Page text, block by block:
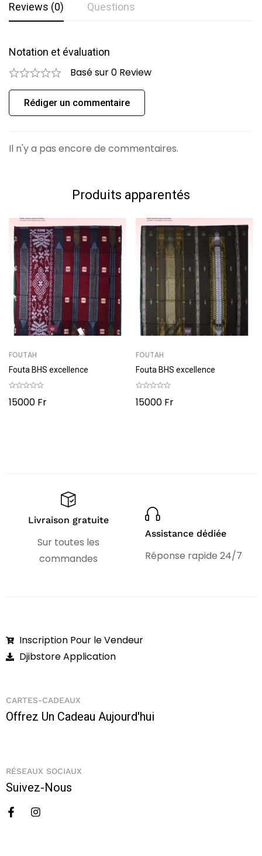
Reviews (0) Questions
Notation et évaluation
Basé sur 0 Review
Rédiger un commentaire
Il n'y a pas encore de commentaires.
Questions et réponses
0Question
Produits apparentés
FOUTAH
Fouta BHS excellence
15000 Fr
FOUTAH
Fouta BHS excellence
15000 Fr
Livraison gratuite
Sur toutes les
commandes
Assistance dédiée
Réponse rapide 24/7
Inscription Pour le Vendeur
Djibstore Application
CARTES-CADEAUX
Offrez Un Cadeau Aujourd'hui
RÉSEAUX SOCIAUX
Suivez-Nous